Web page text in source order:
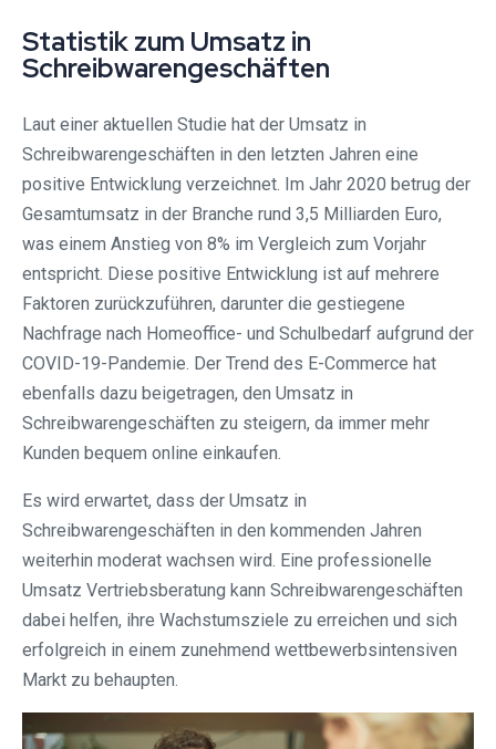
Statistik zum Umsatz in
Schreibwarengeschäften
Laut einer aktuellen Studie hat der Umsatz in
Schreibwarengeschäften in den letzten Jahren eine
positive Entwicklung verzeichnet. Im Jahr 2020 betrug der
Gesamtumsatz in der Branche rund 3,5 Milliarden Euro,
was einem Anstieg von 8% im Vergleich zum Vorjahr
entspricht. Diese positive Entwicklung ist auf mehrere
Faktoren zurückzuführen, darunter die gestiegene
Nachfrage nach Homeoffice- und Schulbedarf aufgrund der
COVID-19-Pandemie. Der Trend des E-Commerce hat
ebenfalls dazu beigetragen, den Umsatz in
Schreibwarengeschäften zu steigern, da immer mehr
Kunden bequem online einkaufen.
Es wird erwartet, dass der Umsatz in
Schreibwarengeschäften in den kommenden Jahren
weiterhin moderat wachsen wird. Eine professionelle
Umsatz Vertriebsberatung kann Schreibwarengeschäften
dabei helfen, ihre Wachstumsziele zu erreichen und sich
erfolgreich in einem zunehmend wettbewerbsintensiven
Markt zu behaupten.